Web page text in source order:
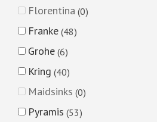
Florentina 0
Franke 48
Grohe 6
Kring 40
Maidsinks 0
Pyramis 53